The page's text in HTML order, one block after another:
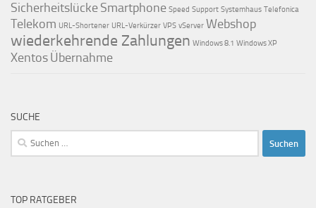
Sicherheitslücke Smartphone Speed Support Systemhaus Telefonica
Telekom URL-Shortener URL-Verkürzer VPS vServer Webshop
wiederkehrende Zahlungen Windows 8.1 Windows XP
Xentos Übernahme
SUCHE
Suchen
nach:
TOP RATGEBER